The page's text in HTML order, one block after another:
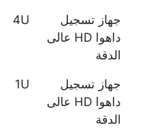
جهاز تسجيل
داهوا HD عالى
الدقة
4U
جهاز تسجيل
داهوا HD عالى
الدقة
1U